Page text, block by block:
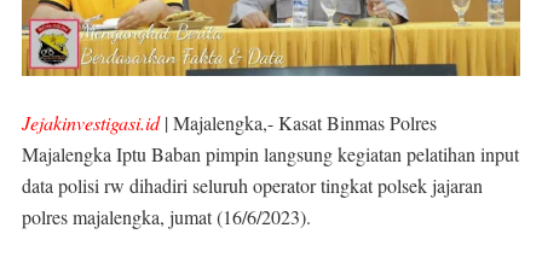
Jejakinvestigasi.id| Majalengka,- Kasat Binmas Polres
Majalengka Iptu Baban pimpin langsung kegiatan pelatihan input
data polisi rw dihadiri seluruh operator tingkat polsek jajaran
polres majalengka, jumat (16/6/2023).